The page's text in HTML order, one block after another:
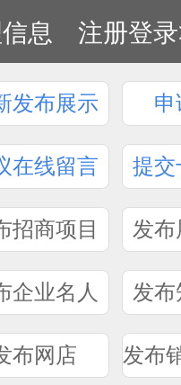
息 注册登
发布展示 申
在线留言 提交
招商项目 发
企业名人 发
布网店